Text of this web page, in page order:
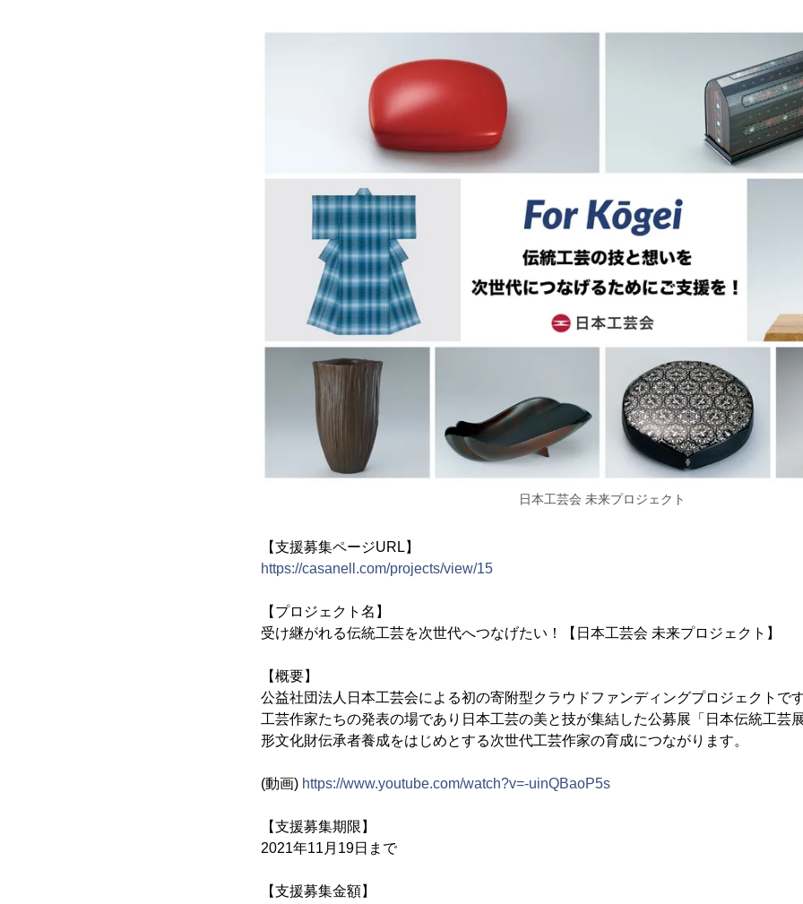
日本工芸会 未来プロジェクト
【支援募集ページURL】
https://casanell.com/projects/view/15
【プロジェクト名】
受け継がれる伝統工芸を次世代へつなげたい！【日本工芸会 未来プロジェクト】
【概要】
公益社団法人日本工芸会による初の寄附型クラウドファンディングプロジェクトで
工芸作家たちの発表の場であり日本工芸の美と技が集結した公募展「日本伝統工芸
形文化財伝承者養成をはじめとする次世代工芸作家の育成につながります。
(動画) https://www.youtube.com/watch?v=-uinQBaoP5s
【支援募集期限】
2021年11月19日まで
【支援募集金額】